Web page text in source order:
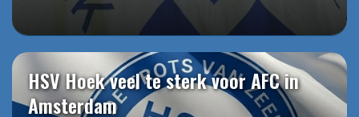
HSV Hoek veel te sterk voor AFC in
Amsterdam